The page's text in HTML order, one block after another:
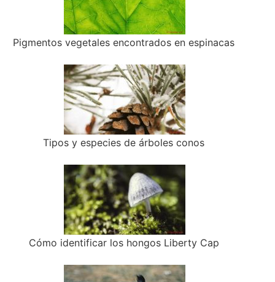
Pigmentos vegetales encontrados en espinacas
Tipos y especies de árboles conos
Cómo identificar los hongos Liberty Cap